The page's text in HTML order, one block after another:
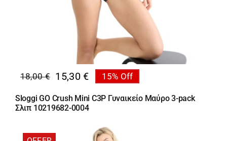
18,00€
Original
price
was:
15,30 €
Η
τρέχουσα
τιμή
15,30 €.
15% Off
Sloggi GO Crush Mini C3P Γυναικείο Μαύρο 3-pack
Σλιπ 10219682-0004